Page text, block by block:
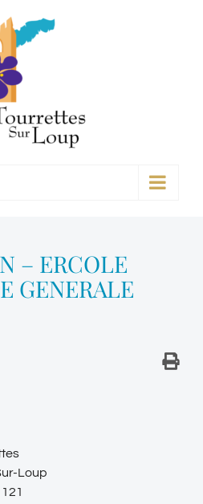
– ERCOLE
GENERALE
Loup